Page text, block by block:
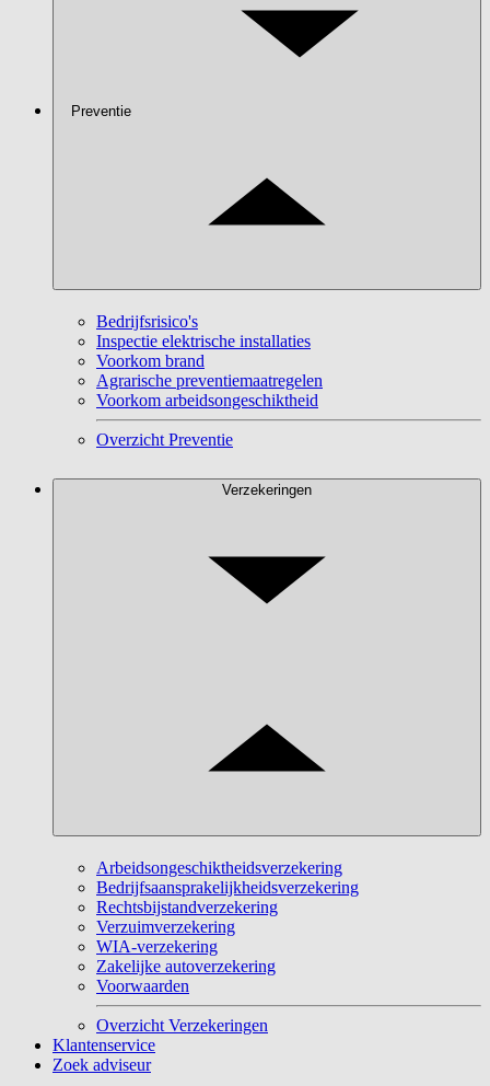
Preventie
Bedrijfsrisico's
Inspectie elektrische installaties
Voorkom brand
Agrarische preventiemaatregelen
Voorkom arbeidsongeschiktheid
Overzicht Preventie
Verzekeringen
Arbeidsongeschiktheidsverzekering
Bedrijfsaansprakelijkheidsverzekering
Rechtsbijstandverzekering
Verzuimverzekering
WIA-verzekering
Zakelijke autoverzekering
Voorwaarden
Overzicht Verzekeringen
Klantenservice
Zoek adviseur